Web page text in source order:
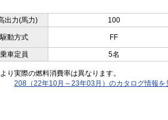
出力(馬力)
100
駆動方式 FF
乗車定員 5名
実際の燃料消費率は異なります。
208（22年10月～23年03月）のカタログ情報を